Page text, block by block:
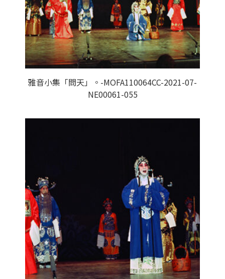
雅音小集「問天」。-MOFA110064CC-2021-07-
NE00061-055